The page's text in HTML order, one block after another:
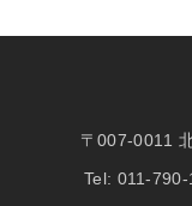
〒007-0011
Tel: 011-